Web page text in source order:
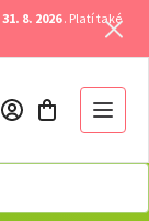
8. 2026. Platí také